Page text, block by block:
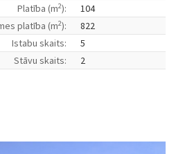
Platība (m2):
104
platība (m2):
822
Istabu skaits:
5
Stāvu skaits:
2